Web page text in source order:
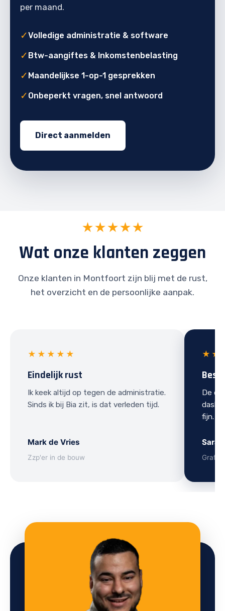
per maand.
✓Volledige administratie & software
✓ Btw-aangiftes & Inkomstenbelasting
✓ Maandelijkse 1-op-1 gesprekken
✓ Onbeperkt vragen, snel antwoord
Direct aanmelden
★★★★★
Wat onze klanten zeggen
Onze klanten in Montfoort zijn blij met de rust,
het overzicht en de persoonlijke aanpak.
★★★★★
Eindelijk rust
Ik keek altijd op tegen de administratie.
Sinds ik bij Bia zit, is dat verleden tijd.
Mark de Vries
Zzp'er in de bouw
De
fijn.